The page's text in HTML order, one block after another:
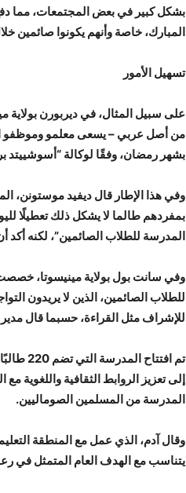
بشكل كبير في بعض المجتمعات، مما
المبارك، خاصة وأنهم يكونوا صائمين
تسهيل الأمور
من أصل عربي – يسعى معلمو وموظفو
بشهر رمضان، وفقًا لوكالة “أسوشييتد
وفي هذا الإطار قال ديفيد موستونن،
بمفردهم طالما لا يشكل ذلك تعطيلًا
المدرسة للطلاب الصائمين”، لكنه
للطلاب الصائمين، الذين لا يريدون
للإشراف مثل القراءة، حسبما قال
تم
المدرسة من المسلمين الصوماليين.
يتناسب مع الهدف العام المتمثل في